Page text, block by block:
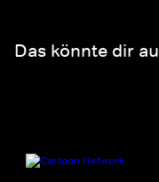
Das könnte dir